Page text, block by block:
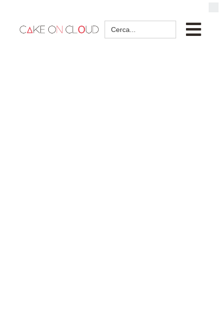
Search
for: